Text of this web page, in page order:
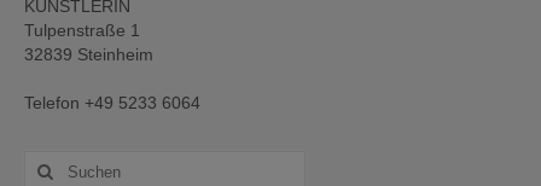
KÜNSTLERIN
Tulpenstraße 1
32839 Steinheim
Telefon +49 5233 6064
Suche